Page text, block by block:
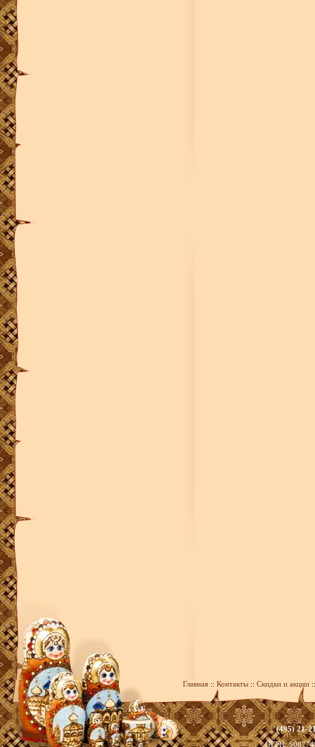
Главная :: Контакты :: Скидки и акции
(495) 21-
ОГРН: